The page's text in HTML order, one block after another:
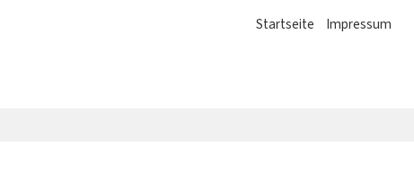
Startseite Impressum